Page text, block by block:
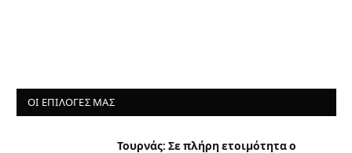
ΟΙ ΕΠΙΛΟΓΈΣ ΜΑΣ
Τουρνάς: Σε πλήρη ετοιμότητα ο